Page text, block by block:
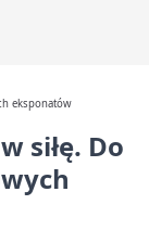
eksponatów
siłę. Do